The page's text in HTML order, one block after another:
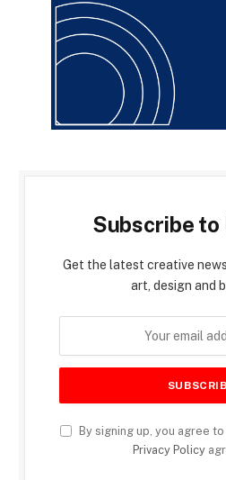
Subscribe to
Get the latest creative
art, design and
By signing up, you agree
Privacy Policy